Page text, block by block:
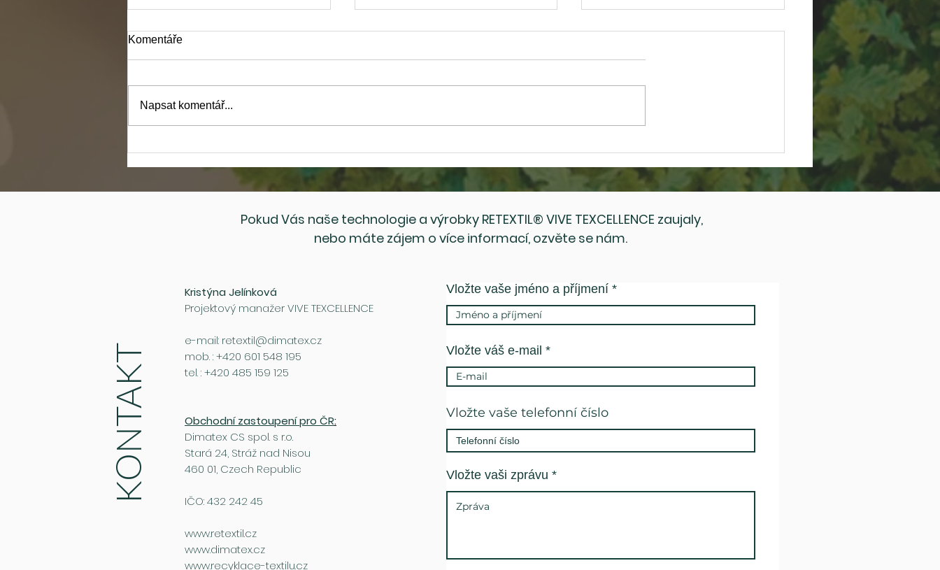
posilovny z recyklovaného
textilu a plastu!
Objevte udržitelné inovace
pro rok 2026
Komentáře
Napsat komentář...
Pokud Vás naše technologie a výrobky RETEXTIL® VIVE TEXCELLENCE zaujaly,
nebo máte zájem o více informací, ozvěte se nám.
Kristýna Jelínková
Projektový manažer VIVE TEXCELLENCE
e-mail: retextil@dimatex.cz
mob. : +420 601 548 195
tel. : +420 485 159 125
Obchodní zastoupení pro ČR:
Dimatex CS spol. s r.o.
Stará 24, Stráž nad Nisou
460 01, Czech Republic
IČO: 432 242 45
www.retextil.cz
www.dimatex.cz
www.recyklace-textilu.cz
KONTAKT
Vložte vaše jméno a příjmení
Vložte váš e-mail
Vložte vaše telefonní číslo
Vložte vaši zprávu